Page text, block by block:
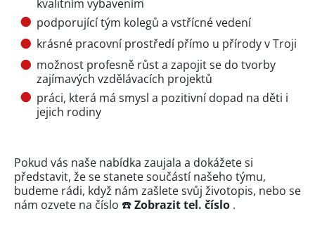
kvalitním vybavením
podporující tým kolegů a vstřícné vedení
krásné pracovní prostředí přímo u přírody v Troji
možnost profesně růst a zapojit se do tvorby
zajímavých vzdělávacích projektů
práci, která má smysl a pozitivní dopad na děti i
jejich rodiny
Pokud vás naše nabídka zaujala a dokážete si
představit, že se stanete součástí našeho týmu,
budeme rádi, když nám zašlete svůj životopis, nebo se
nám ozvete na číslo ☎️Zobrazit tel. číslo .